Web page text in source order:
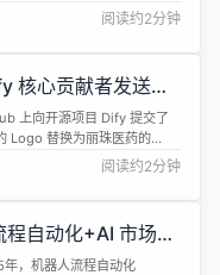
12月离开公司后，将获得高
民币5700万元）的离职补偿。
月内支付，包括年薪和目标
以及344万美元1.5倍的目标
阅读约2分钟
核心贡献者发送辱
上向开源项目 Dify 提交了
Logo 替换为丽珠医药的
源的大语言模型(LLM) 应用开
即服务（Backend as
的理念，使开发者可以快速搭
阅读约2分钟
自动化+AI 市场突
，机器人流程自动化